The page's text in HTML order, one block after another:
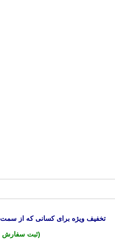
تخفیف ویژه برای کسانی که از سمت
(ثبت سفارش